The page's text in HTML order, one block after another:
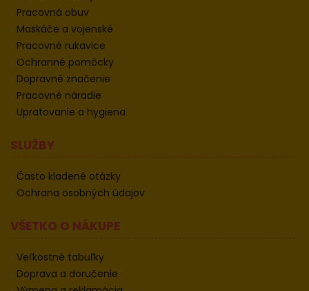
Pracovná obuv
Maskáče a vojenské
Pracovné rukavice
Ochranné pomôcky
Dopravné značenie
Pracovné náradie
Upratovanie a hygiena
SLUŽBY
Často kladené otázky
Ochrana osobných údajov
VŠETKO O NÁKUPE
Veľkostné tabuľky
Doprava a doručenie